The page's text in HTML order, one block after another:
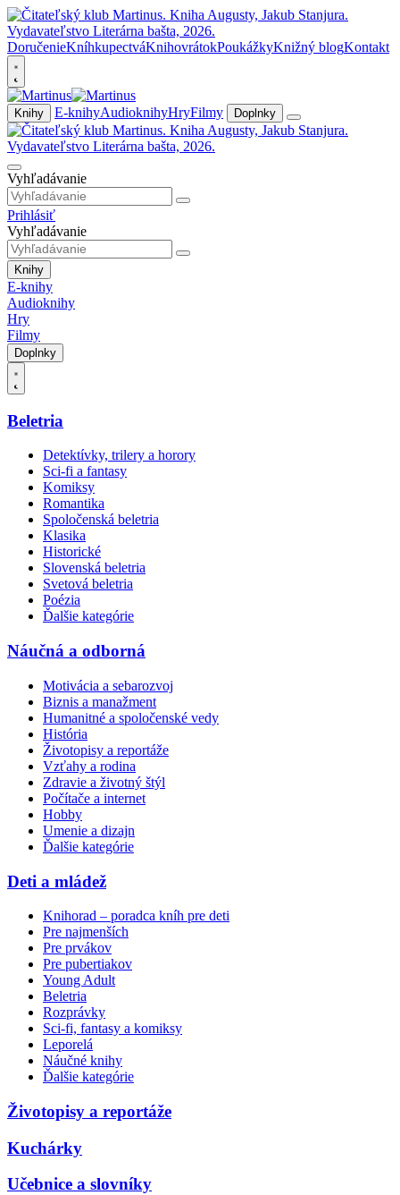
DoručenieKníhkupectváKnihovrátokPoukážkyKnižný blogKontakt
Knihy E-knihyAudioknihyHryFilmy Doplnky
Vyhľadávanie
Prihlásiť
Vyhľadávanie
Knihy
E-knihy
Audioknihy
Hry
Filmy
Doplnky
Beletria
Detektívky, trilery a horory
Sci-fi a fantasy
Komiksy
Romantika
Spoločenská beletria
Klasika
Historické
Slovenská beletria
Svetová beletria
Poézia
Ďalšie kategórie
Náučná a odborná
Motivácia a sebarozvoj
Biznis a manažment
Humanitné a spoločenské vedy
História
Životopisy a reportáže
Vzťahy a rodina
Zdravie a životný štýl
Počítače a internet
Hobby
Umenie a dizajn
Ďalšie kategórie
Deti a mládež
Knihorad – poradca kníh pre deti
Pre najmenších
Pre prvákov
Pre pubertiakov
Young Adult
Beletria
Rozprávky
Sci-fi, fantasy a komiksy
Leporelá
Náučné knihy
Ďalšie kategórie
Životopisy a reportáže
Kuchárky
Učebnice a slovníky